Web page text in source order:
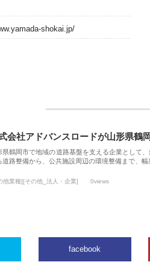
shokai.jp/
会社アドバンスロードが山形県鶴
県鶴岡市で地域の道路基盤を支える企業として
道路整備から、公共施設周辺の環境整備まで、
他業種][その他_法人・企業] 0views
facebook